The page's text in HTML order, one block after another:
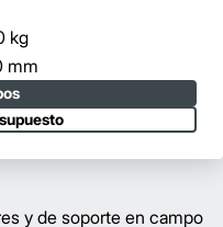
kg
mm
y de soporte en campo